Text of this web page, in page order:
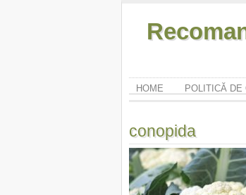
HOME POLITICĂ DE
conopida